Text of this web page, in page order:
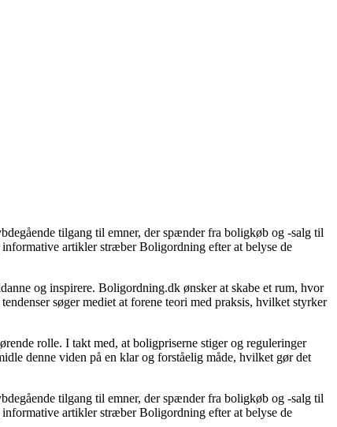
tilgang til emner, der spænder fra boligkøb og -salg til
artikler stræber Boligordning efter at belyse de
og inspirere. Boligordning.dk ønsker at skabe et rum, hvor
søger mediet at forene teori med praksis, hvilket styrker
rolle. I takt med, at boligpriserne stiger og reguleringer
denne viden på en klar og forståelig måde, hvilket gør det
tilgang til emner, der spænder fra boligkøb og -salg til
artikler stræber Boligordning efter at belyse de